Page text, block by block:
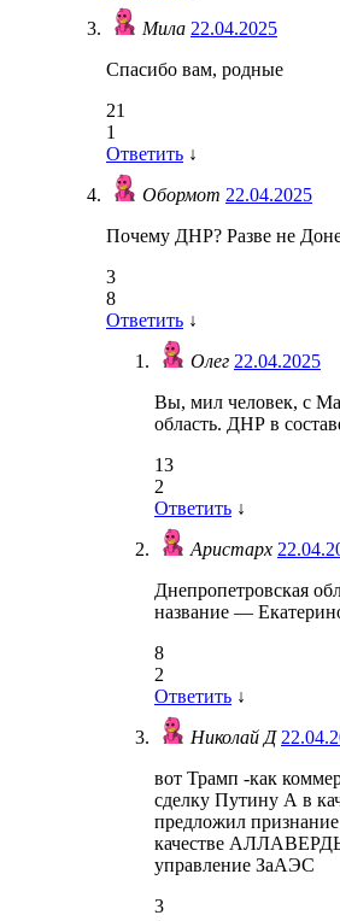
Мила 22.04.2025
Спасибо вам, родные
21
1
Ответить ↓
Обормот 22.04.2025
Почему ДНР? Разве не
3
8
Ответить ↓
Олег 22.04.2025
Вы, мил человек, с
область. ДНР в
13
2
Ответить ↓
Аристарх
Днепропетровская
название —
8
2
Ответить ↓
Николай Д
вот Трамп -как
сделку Путину А в
предложил
качестве
управление ЗаАЭС
3